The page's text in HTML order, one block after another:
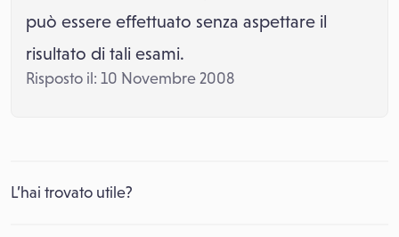
può essere effettuato senza aspettare il
risultato di tali esami.
Risposto il: 10 Novembre 2008
L’hai trovato utile?